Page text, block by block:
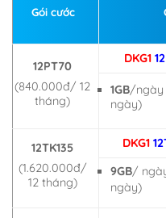
Gói cước
12PT70
(840.000đ/ 12
tháng)
DKG1
1GB/ngày
ngày)
12TK135
(1.620.000đ/
12 tháng)
DKG1
9GB/
ngày)